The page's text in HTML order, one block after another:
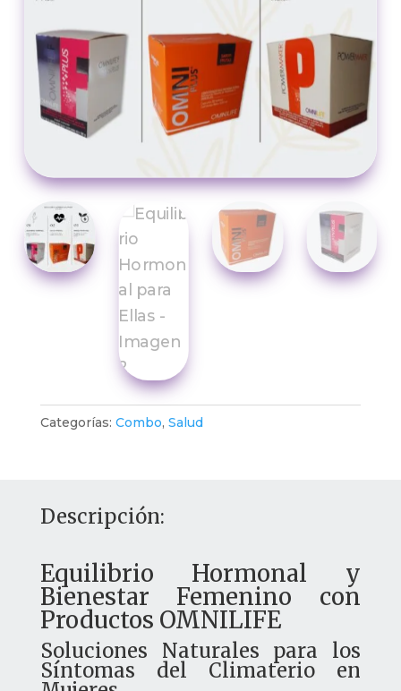
Categorías: Combo, Salud
Descripción:
Equilibrio Hormonal y
Bienestar Femenino con
Productos OMNILIFE
Soluciones Naturales para los
Síntomas del Climaterio en